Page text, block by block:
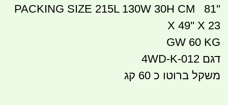
PACKING SIZE 215L 130W 30H CM 81''
X 49'' X 23
GW 60 KG
דגם 4WD-K-012
משקל ברוטו כ 60 קג